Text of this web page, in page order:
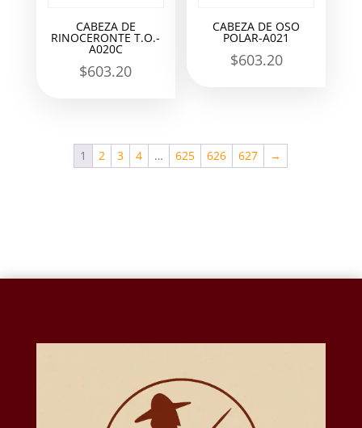
CABEZA DE
RINOCERONTE T.O.-
A020C
$603.20
CABEZA DE OSO
POLAR-A021
$603.20
1 2 3 4 … 625 626 627 →